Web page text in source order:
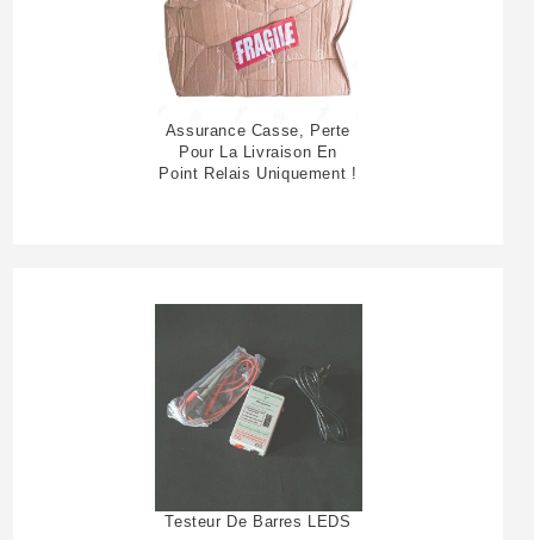
Assurance Casse, Perte
Pour La Livraison En
Point Relais Uniquement !
Testeur De Barres LEDS